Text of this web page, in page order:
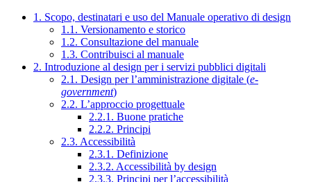
1. Scopo, destinatari e uso del Manuale operativo di design
1.1. Versionamento e storico
1.2. Consultazione del manuale
1.3. Contribuisci al manuale
2. Introduzione al design per i servizi pubblici digitali
2.1. Design per l’amministrazione digitale (e-
government)
2.2. L’approccio progettuale
2.2.1. Buone pratiche
2.2.2. Principi
2.3. Accessibilità
2.3.1. Definizione
2.3.2. Accessibilità by design
2.3.3. Principi per l’accessibilità